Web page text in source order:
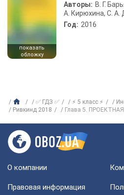
показать
обложку
Авторы: В. Г.
А. Кирюхина, С. А.
Год: 2016
✅ ГДЗ ✅ ⚡ 5 класс ⚡
Ривкинд 2018
Глава 5.
О компании
Правовая информация